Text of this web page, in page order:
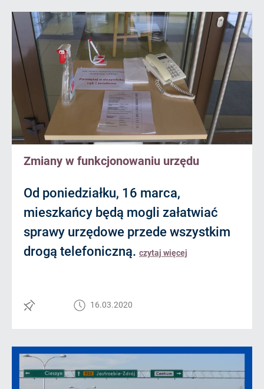
Zmiany w funkcjonowaniu urzędu
Od poniedziałku, 16 marca,
mieszkańcy będą mogli załatwiać
sprawy urzędowe przede wszystkim
drogą telefoniczną. czytaj więcej
16.03.2020